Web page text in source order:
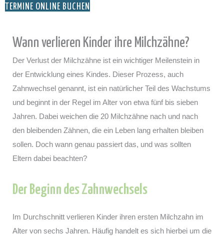
TERMINE ONLINE BUCHEN
Wann verlieren Kinder ihre Milchzähne?
Der Verlust der Milchzähne ist ein wichtiger Meilenstein in
der Entwicklung eines Kindes. Dieser Prozess, auch
Zahnwechsel genannt, ist ein natürlicher Teil des Wachstums
und beginnt in der Regel im Alter von etwa fünf bis sieben
Jahren. Dabei weichen die 20 Milchzähne nach und nach
den bleibenden Zähnen, die ein Leben lang erhalten bleiben
sollen. Doch wann genau passiert das, und was sollten
Eltern dabei beachten?
Der Beginn des Zahnwechsels
Im Durchschnitt verlieren Kinder ihren ersten Milchzahn im
Alter von sechs Jahren. Häufig handelt es sich hierbei um die